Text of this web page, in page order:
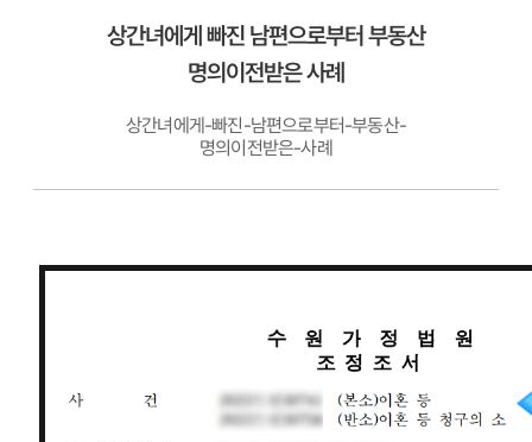
상간녀에게 빠진 남편으로부터 부동산
명의이전받은 사례
상간녀에게-빠진-남편으로부터-부동산-
명의이전받은-사례